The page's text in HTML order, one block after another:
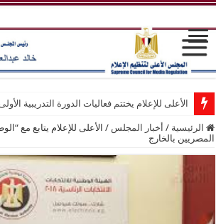
الأعلى للإعلام يختتم فعاليات الدورة التدريبية
الرئيسية / أخبار المجلس / الأعلى للإعلام يتابع مع
المصريين بالخارج